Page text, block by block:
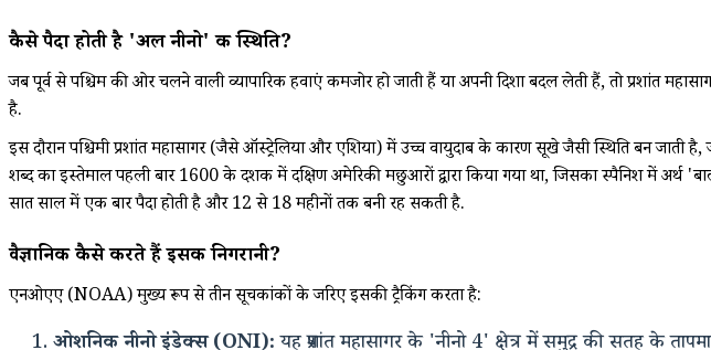
कैसे पैदा होती है 'अल नीनो' की स्थिति?
जब पूर्व से पश्चिम की ओर चलने वाली व्यापारिक हवाएं कमजोर हो जाती हैं या अपनी दिशा बदल लेती हैं, तो प्रशांत
है.
इस दौरान पश्चिमी प्रशांत महासागर (जैसे ऑस्ट्रेलिया और एशिया) में उच्च वायुदाब के कारण सूखे जैसी स्थिति बन
शब्द का इस्तेमाल पहली बार 1600 के दशक में दक्षिण अमेरिकी मछुआरों द्वारा किया गया था, जिसका स्पैनिश में अर्थ
सात साल में एक बार पैदा होती है और 12 से 18 महीनों तक बनी रह सकती है.
वैज्ञानिक कैसे करते हैं इसकी निगरानी?
एनओएए (NOAA) मुख्य रूप से तीन सूचकांकों के जरिए इसकी ट्रैकिंग करता है: